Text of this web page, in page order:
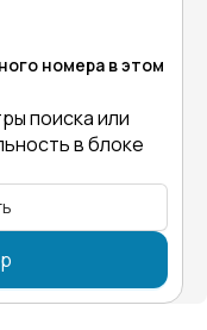
номера в этом
поиска или
в блоке